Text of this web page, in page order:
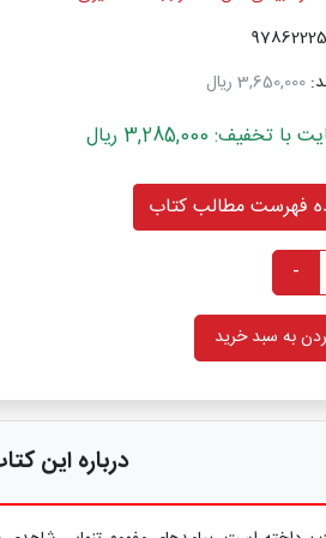
3,650,000 ریال
3,285,000 ریال
فهرست مطالب کتاب
-
به سبد خرید
درباره این